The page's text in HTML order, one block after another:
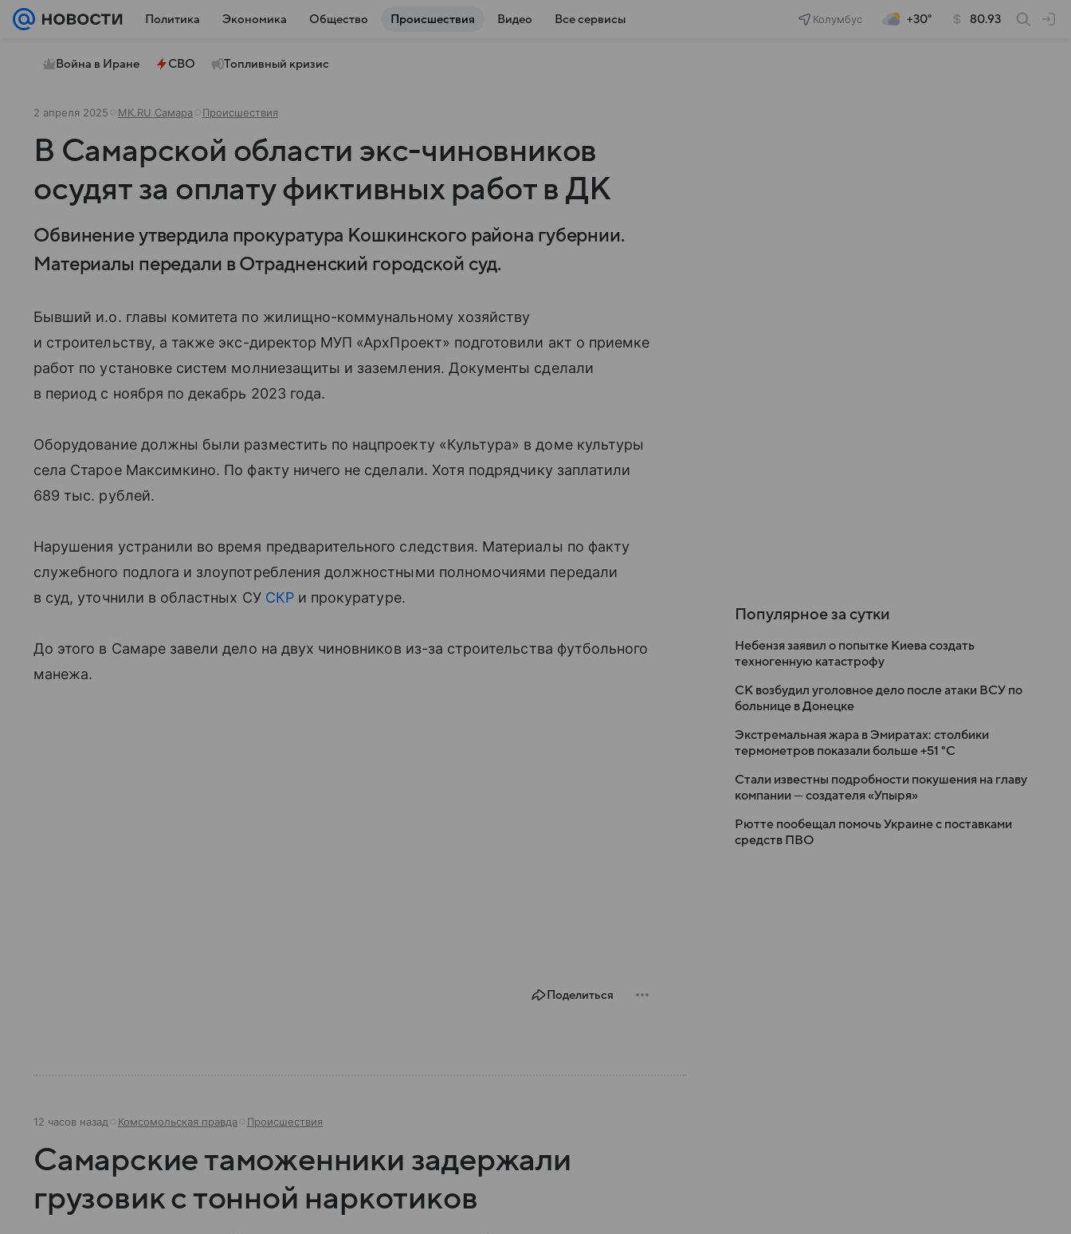
Политика Экономика Общество Происшествия Видео Все сервисы Колумбус +30° 80.93
Война в Иране СВО Топливный кризис
2 апреля 2025 МК.RU Самара Происшествия
В Самарской области экс-чиновников
осудят за оплату фиктивных работ в ДК
Обвинение утвердила прокуратура Кошкинского района губернии.
Материалы передали в Отрадненский городской суд.
Бывший и.о. главы комитета по жилищно-коммунальному хозяйству
и строительству, а также экс-директор МУП «АрхПроект» подготовили акт о приемке
работ по установке систем молниезащиты и заземления. Документы сделали
в период с ноября по декабрь 2023 года.
Оборудование должны были разместить по нацпроекту «Культура» в доме культуры
села Старое Максимкино. По факту ничего не сделали. Хотя подрядчику заплатили
689 тыс. рублей.
Нарушения устранили во время предварительного следствия. Материалы по факту
служебного подлога и злоупотребления должностными полномочиями передали
в суд, уточнили в областных СУ СКРи прокуратуре.
До этого в Самаре завели дело на двух чиновников из-за строительства футбольного
манежа.
Поделиться
12 часов назад Комсомольская правда Происшествия
Самарские таможенники задержали
грузовик с тонной наркотиков
Популярное за сутки
Небензя заявил о попытке Киева создать
техногенную катастрофу
СК возбудил уголовное дело после атаки ВСУ по
больнице в Донецке
Экстремальная жара в Эмиратах: столбики
термометров показали больше +51 °C
Стали известны подробности покушения на главу
компании — создателя «Упыря»
Рютте пообещал помочь Украине с поставками
средств ПВО